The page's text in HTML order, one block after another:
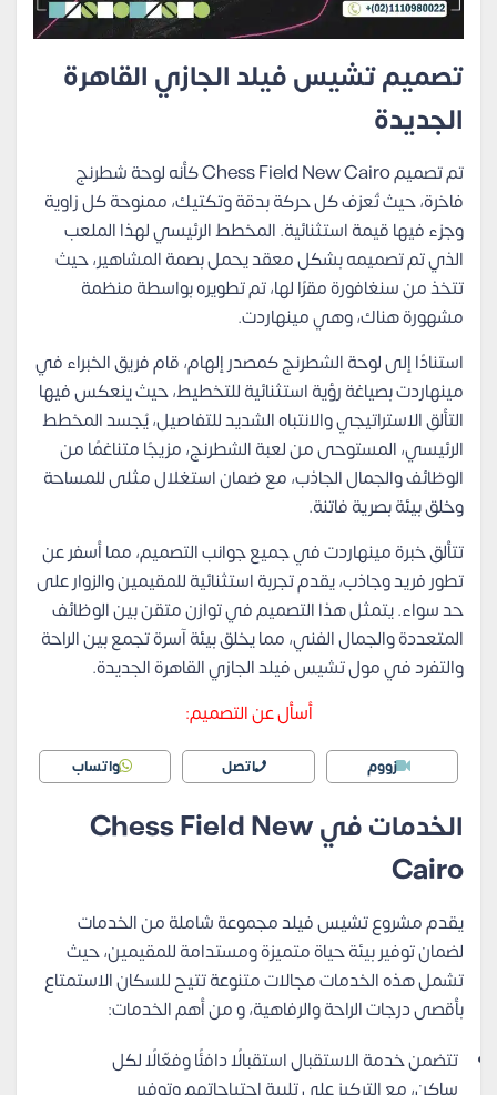
تصميم تشيس فيلد الجازي القاهرة
الجديدة
تم تصميم Chess Field New Cairo كأنه لوحة شطرنج
فاخرة، حيث تُعزف كل حركة بدقة وتكتيك، ممنوحة كل زاوية
وجزء فيها قيمة استثنائية. المخطط الرئيسي لهذا الملعب
الذي تم تصميمه بشكل معقد يحمل بصمة المشاهير، حيث
تتخذ من سنغافورة مقرًا لها، تم تطويره بواسطة منظمة
مشهورة هناك، وهي مينهاردت.
استنادًا إلى لوحة الشطرنج كمصدر إلهام، قام فريق الخبراء في
مينهاردت بصياغة رؤية استثنائية للتخطيط، حيث ينعكس فيها
التألق الاستراتيجي والانتباه الشديد للتفاصيل، يُجسد المخطط
الرئيسي، المستوحى من لعبة الشطرنج، مزيجًا متناغمًا من
الوظائف والجمال الجاذب، مع ضمان استغلال مثلى للمساحة
وخلق بيئة بصرية فاتنة.
تتألق خبرة مينهاردت في جميع جوانب التصميم، مما أسفر عن
تطور فريد وجاذب، يقدم تجربة استثنائية للمقيمين والزوار على
حد سواء. يتمثل هذا التصميم في توازن متقن بين الوظائف
المتعددة والجمال الفني، مما يخلق بيئة آسرة تجمع بين الراحة
والتفرد في مول تشيس فيلد الجازي القاهرة الجديدة.
أسأل عن التصميم:
زووم اتصل واتساب
الخدمات في Chess Field New
Cairo
يقدم مشروع تشيس فيلد مجموعة شاملة من الخدمات
لضمان توفير بيئة حياة متميزة ومستدامة للمقيمين، حيث
تشمل هذه الخدمات مجالات متنوعة تتيح للسكان الاستمتاع
بأقصى درجات الراحة والرفاهية، و من أهم الخدمات:
تتضمن خدمة الاستقبال استقبالًا دافئًا وفعّالًا لكل